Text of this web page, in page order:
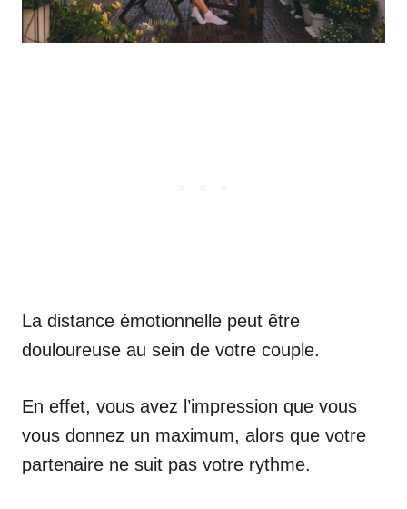
La distance émotionnelle peut être
douloureuse au sein de votre couple.
En effet, vous avez l’impression que vous
vous donnez un maximum, alors que votre
partenaire ne suit pas votre rythme.